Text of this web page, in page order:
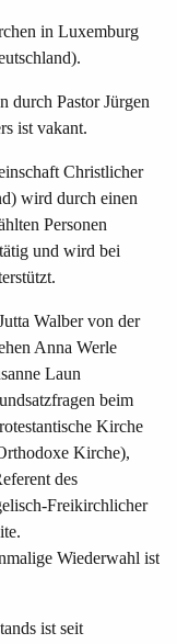
in Luxemburg
durch Pastor Jürgen
ist vakant.
Christlicher
wird durch einen
Personen
und wird bei
Walber von der
Anna Werle
Laun
beim
Kirche
Kirche),
des
Freikirchlicher
Wiederwahl ist
ist seit